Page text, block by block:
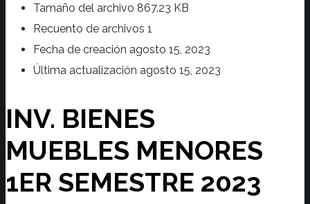
Tamaño del archivo 867.23 KB
Recuento de archivos 1
Fecha de creación agosto 15, 2023
Última actualización agosto 15, 2023
INV. BIENES
MUEBLES MENORES
1ER SEMESTRE 2023